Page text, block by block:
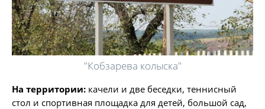
"Кобзарева колыска"
На территории: качели и две беседки, теннисный
стол и спортивная площадка для детей, большой сад,